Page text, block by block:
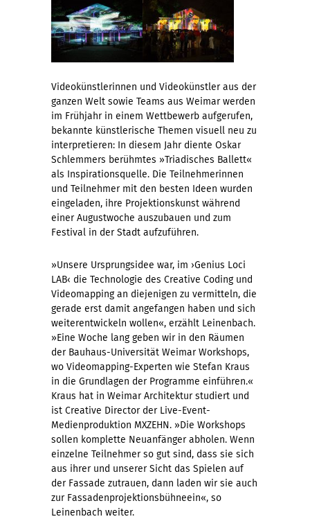
Videokünstlerinnen und Videokünstler aus der
ganzen Welt sowie Teams aus Weimar werden
im Frühjahr in einem Wettbewerb aufgerufen,
bekannte künstlerische Themen visuell neu zu
interpretieren: In diesem Jahr diente Oskar
Schlemmers berühmtes »Triadisches Ballett«
als Inspirationsquelle. Die Teilnehmerinnen
und Teilnehmer mit den besten Ideen wurden
eingeladen, ihre Projektionskunst während
einer Augustwoche auszubauen und zum
Festival in der Stadt aufzuführen.
»Unsere Ursprungsidee war, im ›Genius Loci
LAB‹ die Technologie des Creative Coding und
Videomapping an diejenigen zu vermitteln, die
gerade erst damit angefangen haben und sich
weiterentwickeln wollen«, erzählt Leinenbach.
»Eine Woche lang geben wir in den Räumen
der Bauhaus-Universität Weimar Workshops,
wo Videomapping-Experten wie Stefan Kraus
in die Grundlagen der Programme einführen.«
Kraus hat in Weimar Architektur studiert und
ist Creative Director der Live-Event-
Medienproduktion MXZEHN. »Die Workshops
sollen komplette Neuanfänger abholen. Wenn
einzelne Teilnehmer so gut sind, dass sie sich
aus ihrer und unserer Sicht das Spielen auf
der Fassade zutrauen, dann laden wir sie auch
zur Fassadenprojektionsbühneein«, so
Leinenbach weiter.